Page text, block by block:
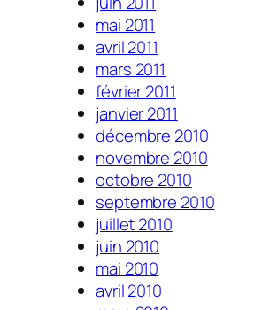
mai 2011
avril 2011
mars 2011
février 2011
janvier 2011
décembre 2010
novembre 2010
octobre 2010
septembre 2010
juillet 2010
juin 2010
mai 2010
avril 2010